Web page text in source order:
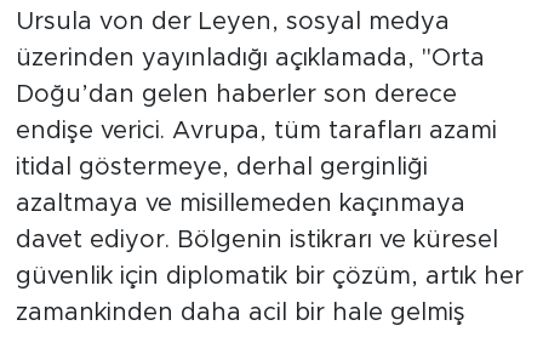
Ursula von der Leyen, sosyal medya
üzerinden yayınladığı açıklamada, "Orta
Doğu’dan gelen haberler son derece
endişe verici. Avrupa, tüm tarafları azami
itidal göstermeye, derhal gerginliği
azaltmaya ve misillemeden kaçınmaya
davet ediyor. Bölgenin istikrarı ve küresel
güvenlik için diplomatik bir çözüm, artık her
zamankinden daha acil bir hale gelmiş